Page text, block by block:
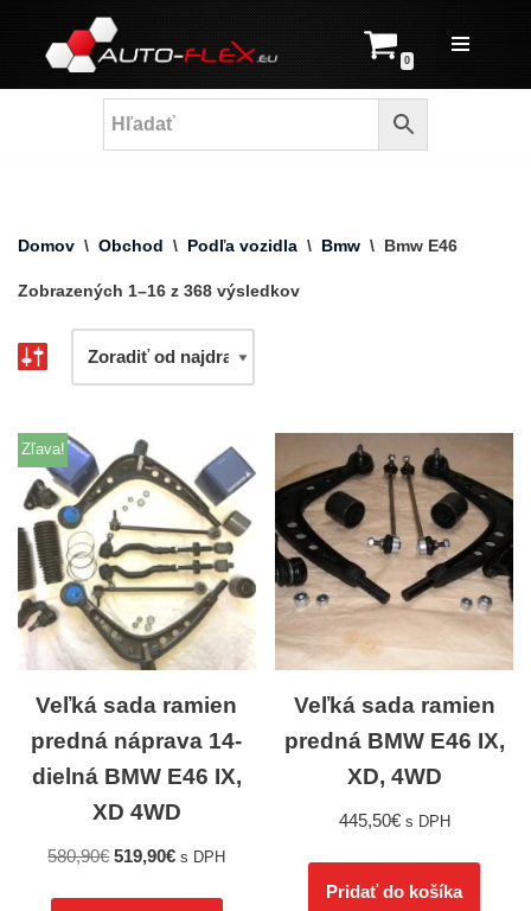
Prejsť
na
0
Domov \ Obchod \ Podľa vozidla \ Bmw \ Bmw E46
Zobrazených 1–16 z 368 výsledkov
Zľava!
Veľká sada ramien
predná náprava 14-
dielná BMW E46 IX,
XD 4WD
580,90€ 519,90€ s DPH
Veľká sada ramien
predná BMW E46 IX,
XD, 4WD
445,50€ s DPH
Pridať do košíka